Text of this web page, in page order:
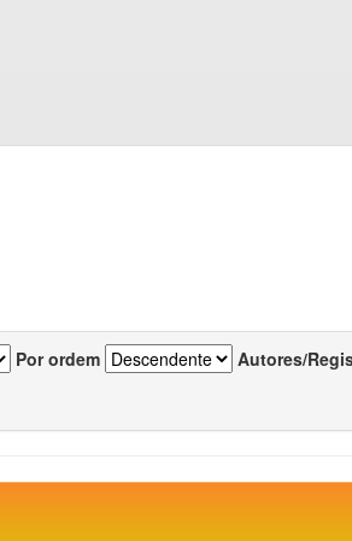
Por ordem Autores/